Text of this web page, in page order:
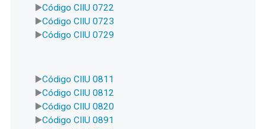
Código CIIU 0722
Código CIIU 0723
Código CIIU 0729
Código CIIU 0811
Código CIIU 0812
Código CIIU 0820
Código CIIU 0891